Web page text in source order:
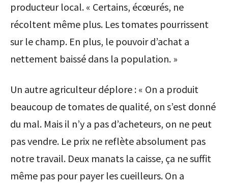
producteur local. « Certains, écœurés, ne
récoltent même plus. Les tomates pourrissent
sur le champ. En plus, le pouvoir d’achat a
nettement baissé dans la population. »
Un autre agriculteur déplore : « On a produit
beaucoup de tomates de qualité, on s’est donné
du mal. Mais il n’y a pas d’acheteurs, on ne peut
pas vendre. Le prix ne reflète absolument pas
notre travail. Deux manats la caisse, ça ne suffit
même pas pour payer les cueilleurs. On a